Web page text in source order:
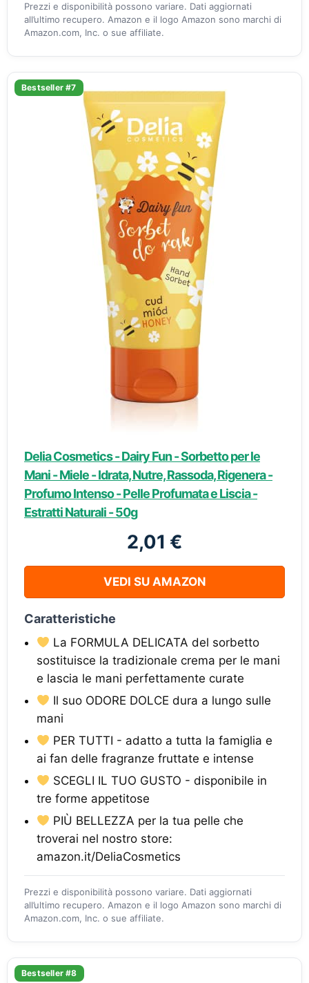
Prezzi e disponibilità possono variare. Dati aggiornati
all’ultimo recupero. Amazon e il logo Amazon sono marchi di
Amazon.com, Inc. o sue affiliate.
Bestseller #7
Delia Cosmetics - Dairy Fun - Sorbetto per le
Mani - Miele - Idrata, Nutre, Rassoda, Rigenera -
Profumo Intenso - Pelle Profumata e Liscia -
Estratti Naturali - 50g
2,01 €
VEDI SU AMAZON
Caratteristiche
La FORMULA DELICATA del sorbetto
sostituisce la tradizionale crema per le mani
e lascia le mani perfettamente curate
Il suo ODORE DOLCE dura a lungo sulle
mani
PER TUTTI - adatto a tutta la famiglia e
ai fan delle fragranze fruttate e intense
SCEGLI IL TUO GUSTO - disponibile in
tre forme appetitose
PIÙ BELLEZZA per la tua pelle che
troverai nel nostro store:
amazon.it/DeliaCosmetics
Prezzi e disponibilità possono variare. Dati aggiornati
all’ultimo recupero. Amazon e il logo Amazon sono marchi di
Amazon.com, Inc. o sue affiliate.
Bestseller #8